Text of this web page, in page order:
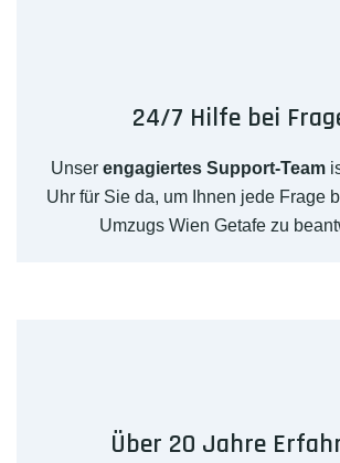
24/7 Hilfe bei
Unser engagiertes Support-Team
Uhr für Sie da, um Ihnen jede Frage
Umzugs Wien Getafe zu
Über 20 Jahre